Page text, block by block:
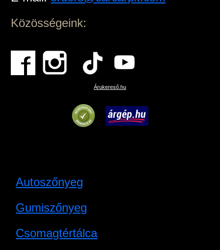
Közösségeink:
Árukereső.hu
Autoszőnyeg
Gumiszőnyeg
Csomagtértálca